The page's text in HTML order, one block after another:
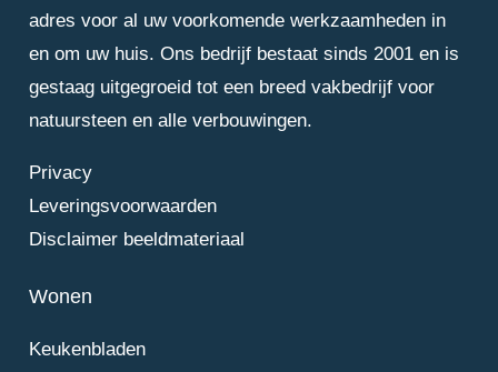
adres voor al uw voorkomende werkzaamheden in
en om uw huis. Ons bedrijf bestaat sinds 2001 en is
gestaag uitgegroeid tot een breed vakbedrijf voor
natuursteen en alle verbouwingen.
Privacy
Leveringsvoorwaarden
Disclaimer beeldmateriaal
Wonen
Keukenbladen